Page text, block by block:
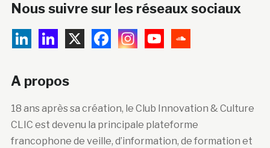
Nous suivre sur les réseaux sociaux
A propos
18 ans après sa création, le Club Innovation & Culture
CLIC est devenu la principale plateforme
francophone de veille, d’information, de formation et